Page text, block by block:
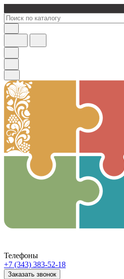
Телефоны
+7 (343) 383-52-18
Заказать звонок